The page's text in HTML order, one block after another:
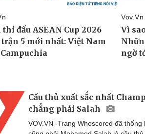
Cầu thủ xuất sắc nhất
chẳng phải Salah
VOV.VN -Trang Whoscored đã